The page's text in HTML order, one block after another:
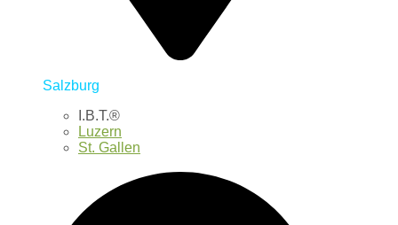
Salzburg
I.B.T.®
Luzern
St. Gallen